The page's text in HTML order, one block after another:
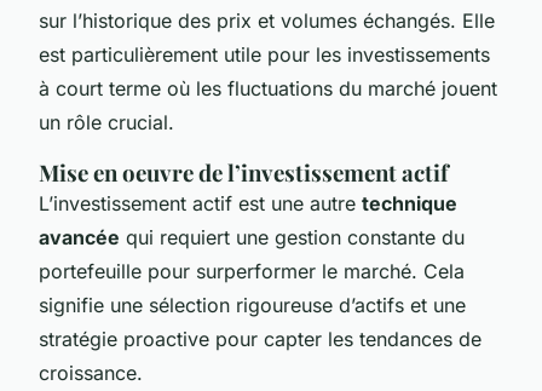
sur l’historique des prix et volumes échangés. Elle
est particulièrement utile pour les investissements
à court terme où les fluctuations du marché jouent
un rôle crucial.
Mise en oeuvre de l’investissement actif
L’investissement actif est une autre technique
avancée qui requiert une gestion constante du
portefeuille pour surperformer le marché. Cela
signifie une sélection rigoureuse d’actifs et une
stratégie proactive pour capter les tendances de
croissance.